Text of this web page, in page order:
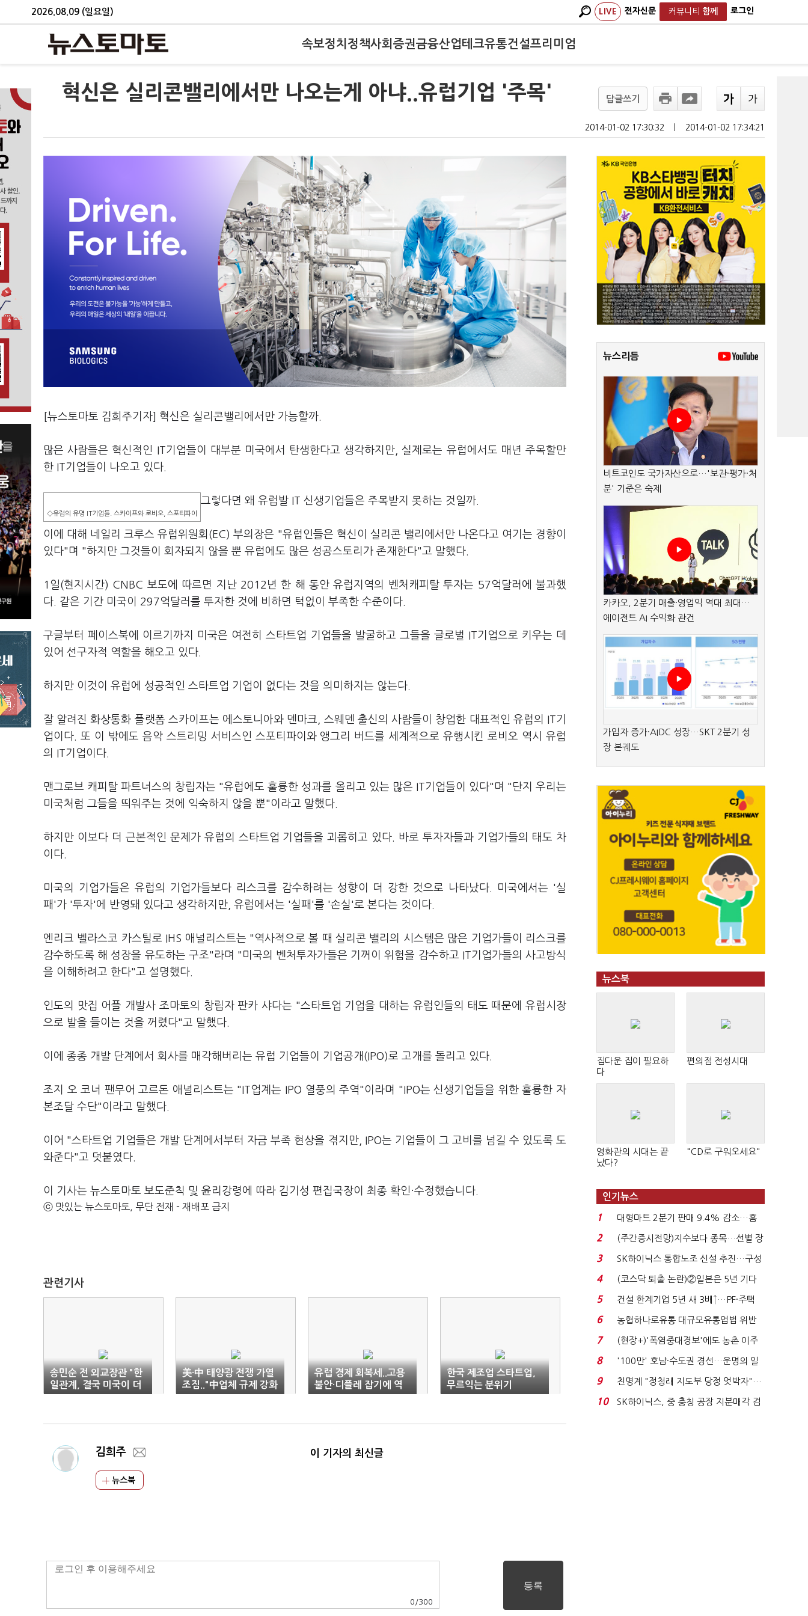
2026.08.09 (일요일) LIVE 전자신문 커뮤니티 함께 로그인
속보정치 정책사회 증권금융산업테크유통건설프리미엄
혁신은 실리콘밸리에서만 나오는게 아냐..유럽기업 '주목' 답글쓰기
2014-01-02 17:30:32 2014-01-02 17:34:21
[뉴스토마토 김희주기자] 혁신은 실리콘밸리에서만 가능할까.
많은 사람들은 혁신적인 IT기업들이 대부분 미국에서 탄생한다고 생각하지만, 실제로는 유럽에서도 매년 주목할만
한 IT기업들이 나오고 있다.
◇유럽의 유명 IT기업들. 스카이프와 로비오, 스포티파이
그렇다면 왜 유럽발 IT 신생기업들은 주목받지 못하는 것일까.
이에 대해 네일리 크루스 유럽위원회(EC) 부의장은 "유럽인들은 혁신이 실리콘 밸리에서만 나온다고 여기는 경향이
있다"며 "하지만 그것들이 회자되지 않을 뿐 유럽에도 많은 성공스토리가 존재한다"고 말했다.
1일(현지시간) CNBC 보도에 따르면 지난 2012년 한 해 동안 유럽지역의 벤처캐피탈 투자는 57억달러에 불과했
다. 같은 기간 미국이 297억달러를 투자한 것에 비하면 턱없이 부족한 수준이다.
구글부터 페이스북에 이르기까지 미국은 여전히 스타트업 기업들을 발굴하고 그들을 글로벌 IT기업으로 키우는 데
있어 선구자적 역할을 해오고 있다.
하지만 이것이 유럽에 성공적인 스타트업 기업이 없다는 것을 의미하지는 않는다.
잘 알려진 화상통화 플랫폼 스카이프는 에스토니아와 덴마크, 스웨덴 출신의 사람들이 창업한 대표적인 유럽의 IT기
업이다. 또 이 밖에도 음악 스트리밍 서비스인 스포티파이와 앵그리 버드를 세계적으로 유행시킨 로비오 역시 유럽
의 IT기업이다.
맨그로브 캐피탈 파트너스의 창립자는 "유럽에도 훌륭한 성과를 올리고 있는 많은 IT기업들이 있다"며 "단지 우리는
미국처럼 그들을 띄워주는 것에 익숙하지 않을 뿐"이라고 말했다.
하지만 이보다 더 근본적인 문제가 유럽의 스타트업 기업들을 괴롭히고 있다. 바로 투자자들과 기업가들의 태도 차
이다.
미국의 기업가들은 유럽의 기업가들보다 리스크를 감수하려는 성향이 더 강한 것으로 나타났다. 미국에서는 '실
패'가 '투자'에 반영돼 있다고 생각하지만, 유럽에서는 '실패'를 '손실'로 본다는 것이다.
엔리크 벨라스코 카스틸로 IHS 애널리스트는 "역사적으로 볼 때 실리콘 밸리의 시스템은 많은 기업가들이 리스크를
감수하도록 해 성장을 유도하는 구조"라며 "미국의 벤처투자가들은 기꺼이 위험을 감수하고 IT기업가들의 사고방식
을 이해하려고 한다"고 설명했다.
인도의 맛집 어플 개발사 조마토의 창립자 판카 샤다는 "스타트업 기업을 대하는 유럽인들의 태도 때문에 유럽시장
으로 발을 들이는 것을 꺼렸다"고 말했다.
이에 종종 개발 단계에서 회사를 매각해버리는 유럽 기업들이 기업공개(IPO)로 고개를 돌리고 있다.
조지 오 코너 팬무어 고르돈 애널리스트는 "IT업계는 IPO 열풍의 주역"이라며 "IPO는 신생기업들을 위한 훌륭한 자
본조달 수단"이라고 말했다.
이어 "스타트업 기업들은 개발 단계에서부터 자금 부족 현상을 겪지만, IPO는 기업들이 그 고비를 넘길 수 있도록 도
와준다"고 덧붙였다.
이 기사는 뉴스토마토 보도준칙 및 윤리강령에 따라 김기성 편집국장이 최종 확인·수정했습니다.
ⓒ 맛있는 뉴스토마토, 무단 전재 - 재배포 금지
관련기사
송민순 전 외교장관 "한
일관계, 결국 미국이 더
역할해야"
美·中 태양광 전쟁 가열
조짐.."中업체 규제 강화
해라"
유럽 경제 회복세..고용
불안·디플레 잡기에 역
부족
한국 제조업 스타트업,
무르익는 분위기
김희주
뉴스북
이 기자의 최신글
0 /300
뉴스리듬
비트코인도 국가자산으로…'보관·평가·처
분' 기준은 숙제
카카오, 2분기 매출·영업익 역대 최대…
에이전트 AI 수익화 관건
가입자 증가·AIDC 성장…SKT 2분기 성
장 본궤도
뉴스북
집다운 집이 필요하
다
편의점 전성시대
영화관의 시대는 끝
났다?
"CD로 구워오세요"
인기뉴스
1
대형마트 2분기 판매 9.4% 감소…홈
플러스 사태 여파...
2
(주간증시전망)지수보다 종목…선별 장
세 이어진다...
3
SK하이닉스 통합노조 신설 추진…구성
원 간 성과급 불...
4
(코스닥 퇴출 논란)②일본은 5년 기다
려주는데 우리는 ...
5
건설 한계기업 5년 새 3배↑…PF·주택
침체에 재무 ...
6
농협하나로유통 대규모유통업법 위반
적발…공정위, 과...
7
(현장+)'폭염중대경보'에도 농촌 이주
노동자는 강행군…'야...
8
'100만' 호남·수도권 경선…운명의 일
주일
9
친명계 "정청래 지도부 당정 엇박자"…
친청계 "신천지 오...
10
SK하이닉스, 중 충칭 공장 지분매각 검